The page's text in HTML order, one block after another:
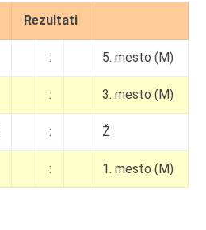
Rezultati
: 5. mesto (M)
: 3. mesto (M)
: Ž
: 1. mesto (M)